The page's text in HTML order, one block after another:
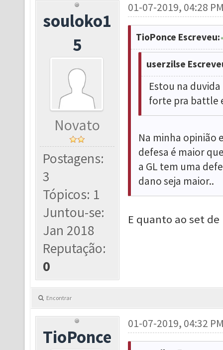
souloko1
5
Novato
Postagens:
3
Tópicos: 1
Juntou-se:
Jan 2018
Reputação:
0
01-07-2019, 04:28
TioPonce Escreveu:
userzilse
Estou na
forte pra battle
Na minha opinião
defesa é maior
a GL tem uma
dano seja maior..
E quanto ao set de
Encontrar
TioPonce
01-07-2019, 04:32